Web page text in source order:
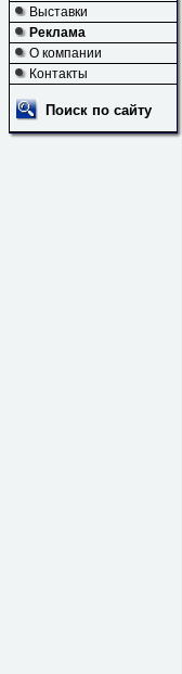
Выставки
Реклама
О компании
Контакты
Поиск по сайту